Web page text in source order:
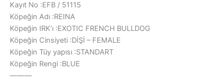
Kayıt No :EFB / 51115
Köpeğin Adı :REINA
Köpeğin IRK’ı :EXOTIC FRENCH BULLDOG
Köpeğin Cinsiyeti :DİŞİ – FEMALE
Köpeğin Tüy yapısı :STANDART
Köpeğin Rengi :BLUE
———